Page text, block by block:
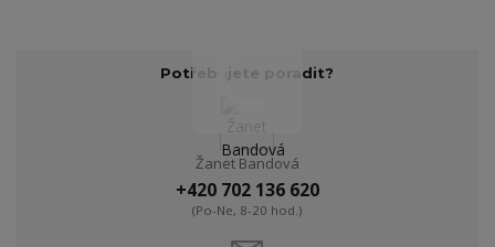
Potřebujete poradit?
Žanet Bandová
+420 702 136 620
(Po-Ne, 8-20 hod.)